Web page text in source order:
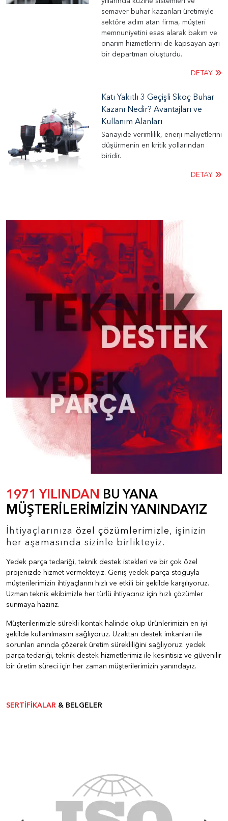
semaver buhar kazanları üretimiyle
sektöre adım atan firma, müşteri
memnuniyetini esas alarak bakım ve
onarım hizmetlerini de kapsayan ayrı
bir departman oluşturdu.
DETAY
Katı Yakıtlı 3 Geçişli Skoç Buhar
Kazanı Nedir? Avantajları ve
Kullanım Alanları
Sanayide verimlilik, enerji maliyetlerini
düşürmenin en kritik yollarından
biridir.
DETAY
1971 YILINDAN BU YANA
MÜŞTERİLERİMİZİN YANINDAYIZ
İhtiyaçlarınıza özel çözümlerimizle, işinizin
her aşamasında sizinle birlikteyiz.
Yedek parça tedariği, teknik destek istekleri ve bir çok özel
projenizde hizmet vermekteyiz. Geniş yedek parça stoğuyla
müşterilerimizin ihtiyaçlarını hızlı ve etkili bir şekilde karşılıyoruz.
Uzman teknik ekibimizle her türlü ihtiyacınız için hızlı çözümler
sunmaya hazırız.
Müşterilerimizle sürekli kontak halinde olup ürünlerimizin en iyi
şekilde kullanılmasını sağlıyoruz. Uzaktan destek imkanları ile
sorunları anında çözerek üretim sürekliliğini sağlıyoruz. yedek
parça tedariği, teknik destek hizmetlerimiz ile kesintisiz ve güvenilir
bir üretim süreci için her zaman müşterilerimizin yanındayız.
SERTİFİKALAR & BELGELER